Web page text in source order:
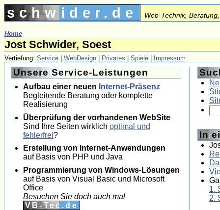
schwider.de Web-Technik,
Home
Jost Schwider, Soest
Vertiefung: Service| WebDesign| Privates Spiele| Impressum
Unsere Service-Leistungen
Aufbau einer neuen Internet-Präsenz
Begleitende Beratung oder komplette
Realisierung
Überprüfung der vorhandenen WebSite
Sind Ihre Seiten wirklich optimal und
fehlerfrei?
Erstellung von Internet-Anwendungen
auf Basis von PHP und Java
Programmierung von Windows-Lösungen
auf Basis von Visual Basic und Microsoft
Office
Besuchen Sie doch auch mal
VB-Tec.de
In
1.
2.